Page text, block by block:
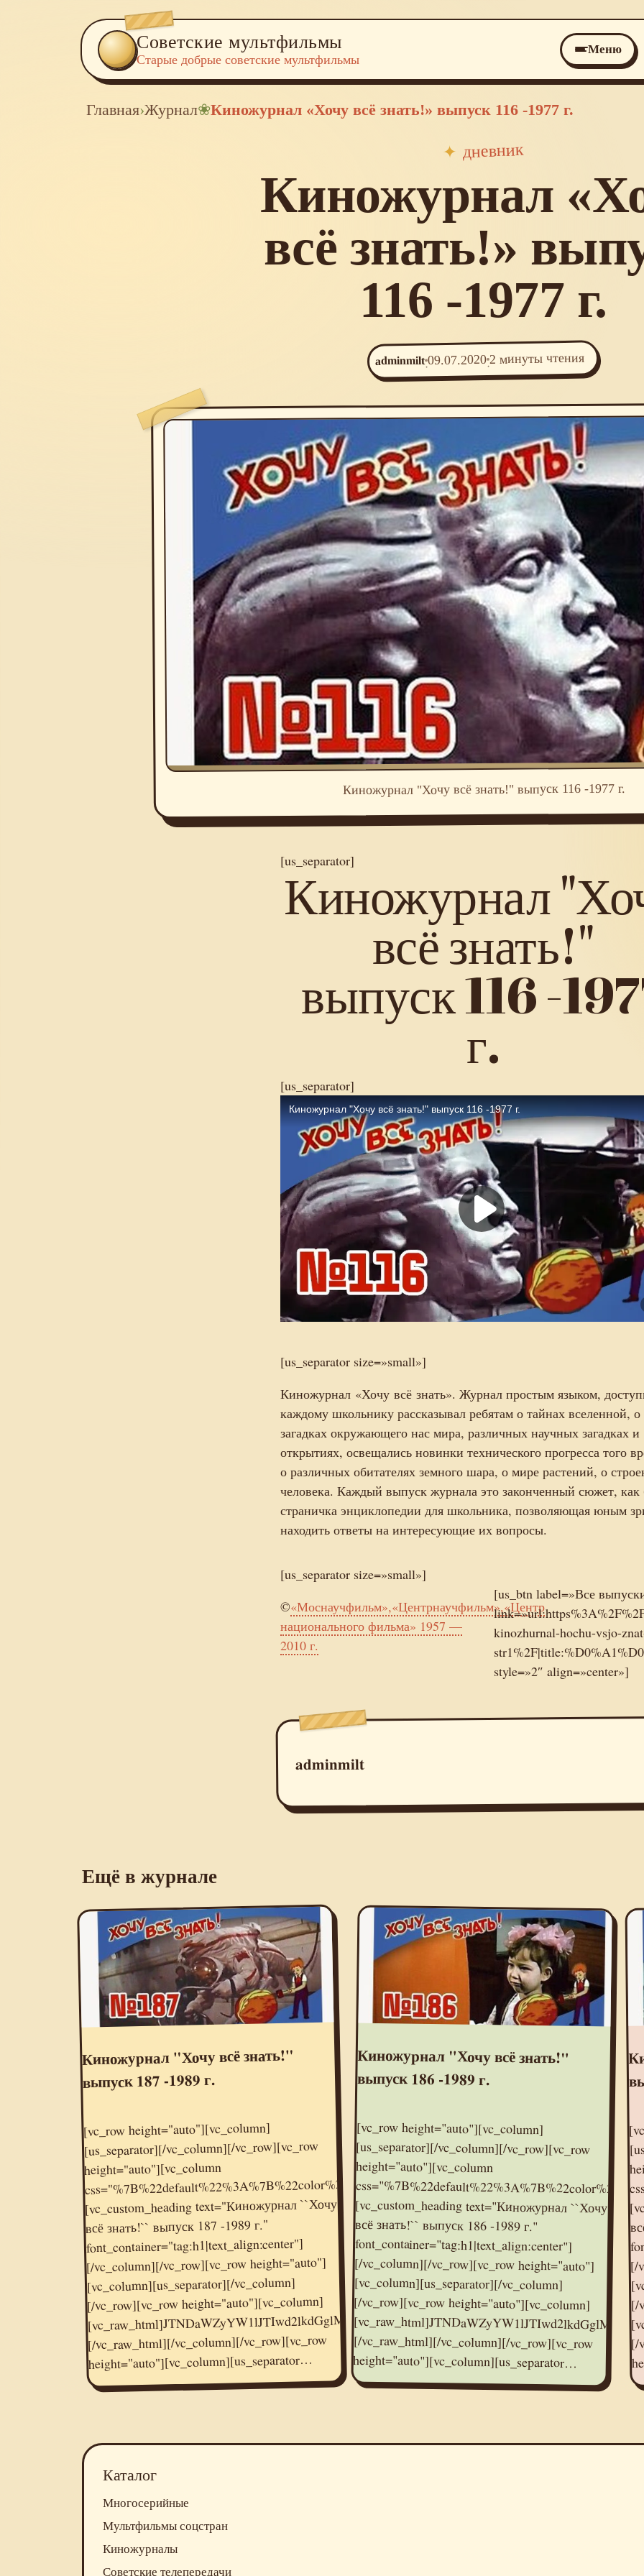
Советские мультфильмы
Старые добрые советские мультфильмы
Меню
Главная›Журнал❀Киножурнал «Хочу всё знать!» выпуск 116 -1977 г.
✦ дневник
Киножурнал
всё знать!»
116 -1977 г.
adminmilt
·
09.07.2020·
2 минуты чтения
Киножурнал "Хочу всё знать!" выпуск 116 -1977 г.
[us_separator]
Киножурнал
всё знать!"
выпуск 116 -
г.
[us_separator]
[us_separator size=»small»]
Киножурнал «Хочу всё знать». Журнал простым языком,
каждому школьнику рассказывал ребятам о тайнах вселенной, о
загадках окружающего нас мира, различных научных загадках и
открытиях, освещались новинки технического прогресса того
о различных обитателях земного шара, о мире растений, о
человека. Каждый выпуск журнала это законченный сюжет,
страничка энциклопедии для школьника, позволяющая юным
находить ответы на интересующие их вопросы.
[us_separator size=»small»]
©«Моснаучфильм»,«Центрнаучфильм»,«Центр
национального фильма» 1957 —
2010 г.
[us_btn label=»Все
kinozhurnal-hochu-vsjo-
style=»2″ align=»center»]
adminmilt
Ещё в журнале
Киножурнал "Хочу всё знать!"
выпуск 187 -1989 г.
[vc_row height="auto"][vc_column]
[us_separator][/vc_column][/vc_row][vc_row
height="auto"][vc_column
css="%7B%22default%22%3A%7B%22color%22%3A%22%23e95095%22%7D%7D"]
[vc_custom_heading text="Киножурнал ``Хочу
всё знать!`` выпуск 187 -1989 г."
font_container="tag:h1|text_align:center"]
[/vc_column][/vc_row][vc_row height="auto"]
[vc_column][us_separator][/vc_column]
[/vc_row][vc_row height="auto"][vc_column]
[/vc_raw_html][/vc_column][/vc_row][vc_row
height="auto"][vc_column][us_separator…
Киножурнал "Хочу всё знать!"
выпуск 186 -1989 г.
[vc_row height="auto"][vc_column]
[us_separator][/vc_column][/vc_row][vc_row
height="auto"][vc_column
css="%7B%22default%22%3A%7B%22color%22%3A%22%23e95095%22%7D%7D"]
[vc_custom_heading text="Киножурнал ``Хочу
всё знать!`` выпуск 186 -1989 г."
font_container="tag:h1|text_align:center"]
[/vc_column][/vc_row][vc_row height="auto"]
[vc_column][us_separator][/vc_column]
[/vc_row][vc_row height="auto"][vc_column]
[vc_raw_html]JTNDaWZyYW1lJTIwd2lkdGglM0QlMjI1NjAlMjIlMjBoZWlnaHQlM0QlMjIzMTUlMjIlMjBzcmMlM0QlMjIlMkYlMkZvay5ydSUyRnZpZGVvZW1iZWQlMkY3NTkwMjMwMDM1MDU4JTIyJTIwZnJhbWVib3JkZXIlM0QlMjIwJTIyJTIwYWxsb3clM0QlMjJhdXRvcGxheSUyMiUyMGFsbG93ZnVsbHNjcmVlbiUzRSUzQyUyRmlmcmFtZSUzRQ==
[/vc_raw_html][/vc_column][/vc_row][vc_row
height="auto"][vc_column][us_separator…
[/
[/
[/
Каталог
Многосерийные
Мультфильмы соцстран
Киножурналы
Советские телепередачи